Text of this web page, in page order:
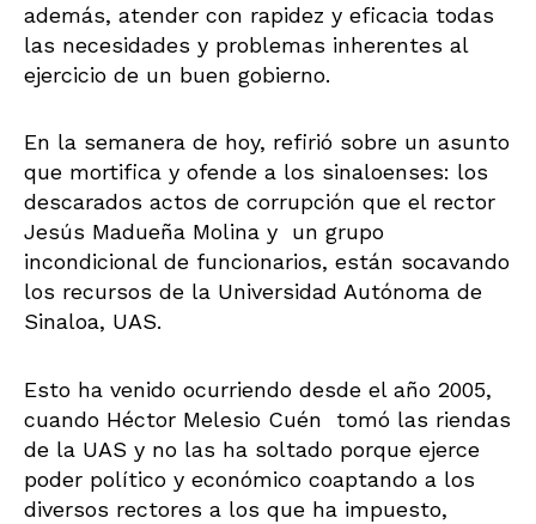
además, atender con rapidez y eficacia todas
las necesidades y problemas inherentes al
ejercicio de un buen gobierno.
En la semanera de hoy, refirió sobre un asunto
que mortifica y ofende a los sinaloenses: los
descarados actos de corrupción que el rector
Jesús Madueña Molina y un grupo
incondicional de funcionarios, están socavando
los recursos de la Universidad Autónoma de
Sinaloa, UAS.
Esto ha venido ocurriendo desde el año 2005,
cuando Héctor Melesio Cuén tomó las riendas
de la UAS y no las ha soltado porque ejerce
poder político y económico coaptando a los
diversos rectores a los que ha impuesto,